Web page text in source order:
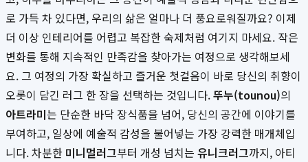
로 가득 차 있다면, 우리의 삶은 얼마나 더 풍요로워질까요? 이제
더 이상 인테리어를 어렵고 복잡한 숙제처럼 여기지 마세요. 작은
변화를 통해 지속적인 만족감을 찾아가는 여정으로 생각해보세
요. 그 여정의 가장 확실하고 즐거운 첫걸음이 바로 당신의 취향이
오롯이 담긴 러그 한 장을 선택하는 것입니다.뚜누(tounou)의
아트라미는 단순한 바닥 장식품을 넘어, 당신의 공간에 이야기를
부여하고, 일상에 예술적 감성을 불어넣는 가장 강력한 매개체입
니다. 차분한 미니멀러그부터 개성 넘치는 유니크러그까지, 아티